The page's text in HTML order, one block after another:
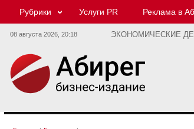
Рубрики Услуги PR Реклама в
08 августа 2026, 20:18 ЭКОНОМИЧЕСКИЕ